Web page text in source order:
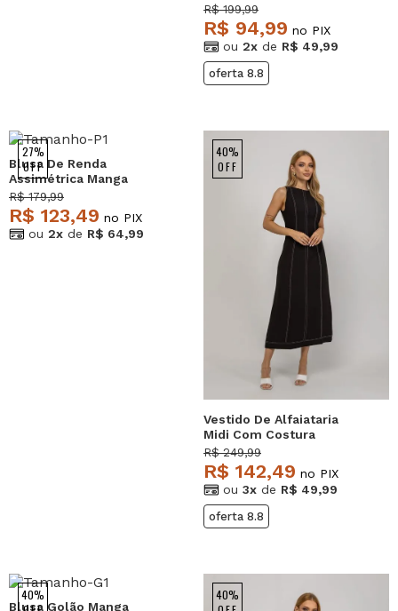
R$ 199,99
R$ 94,99 no PIX
ou 2x de R$ 49,99
oferta 8.8
27%
OFF
Blusa De Renda
Assimétrica Manga
Longa Preto Salvatore
R$ 179,99
R$ 123,49 no PIX
ou 2x de R$ 64,99
40%
OFF
Vestido De Alfaiataria
Midi Com Costura
Contrastantes Preto
Salvatore
R$ 249,99
R$ 142,49 no PIX
ou 3x de R$ 49,99
oferta 8.8
40%
Blusa Golão Manga
40%